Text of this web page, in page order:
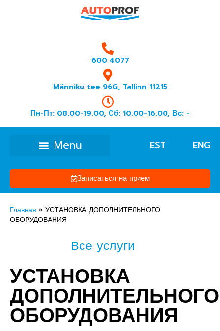
600 4077
Männiku tee 96G, Tallinn 11215
Пн-Пт: 08.00-19.00, Сб: 10.00-16.00, Вс: -
EST ENG
Записаться на прием
Главная » УСТАНОВКА ДОПОЛНИТЕЛЬНОГО
ОБОРУДОВАНИЯ
Все услуги
УСТАНОВКА
ДОПОЛНИТЕЛЬНОГО
ОБОРУДОВАНИЯ